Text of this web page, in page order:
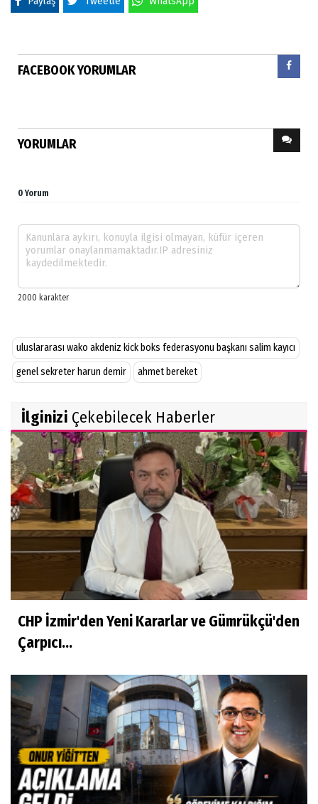
FACEBOOK YORUMLAR
YORUMLAR
0 Yorum
uluslararası wako akdeniz kick boks federasyonu başkanı salim kayıcı
genel sekreter harun demir
ahmet bereket
İlginizi Çekebilecek Haberler
CHP İzmir'den Yeni Kararlar ve Gümrükçü'den
Çarpıcı...